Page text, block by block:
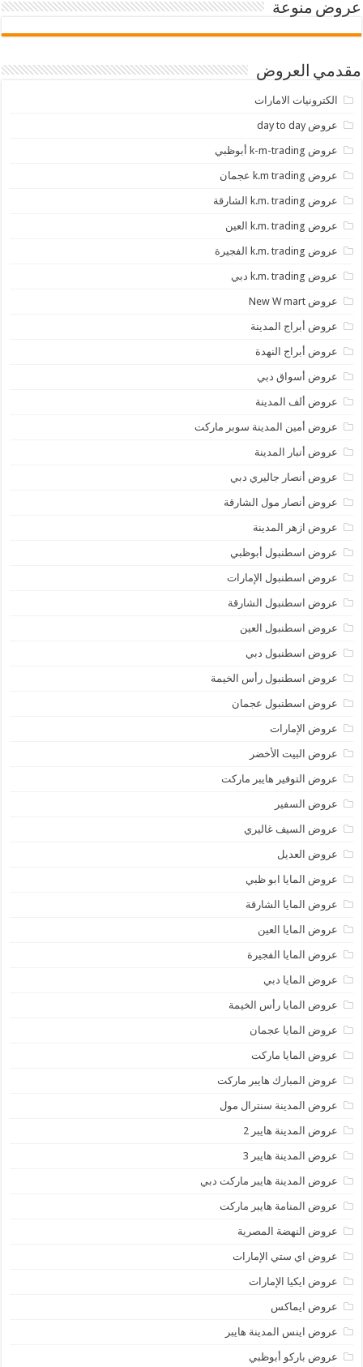
عروض منوعة
مقدمي العروض
الكترونيات الامارات
عروض day to day
عروض k-m-trading أبوظبي
عروض k.m trading عجمان
عروض k.m. trading الشارقة
عروض k.m. trading العين
عروض k.m. trading الفجيرة
عروض k.m. trading دبي
عروض New W mart
عروض أبراج المدينة
عروض أبراج النهدة
عروض أسواق دبي
عروض ألف المدينة
عروض أمين المدينة سوبر ماركت
عروض أنبار المدينة
عروض أنصار جاليري دبي
عروض أنصار مول الشارقة
عروض ازهر المدينة
عروض اسطنبول أبوظبي
عروض اسطنبول الإمارات
عروض اسطنبول الشارقة
عروض اسطنبول العين
عروض اسطنبول دبي
عروض اسطنبول رأس الخيمة
عروض اسطنبول عجمان
عروض الإمارات
عروض البيت الأخضر
عروض التوفير هايبر ماركت
عروض السفير
عروض السيف غاليري
عروض العديل
عروض المايا ابو ظبي
عروض المايا الشارقة
عروض المايا العين
عروض المايا الفجيرة
عروض المايا دبي
عروض المايا رأس الخيمة
عروض المايا عجمان
عروض المايا ماركت
عروض المبارك هايبر ماركت
عروض المدينة سنترال مول
عروض المدينة هايبر 2
عروض المدينة هايبر 3
عروض المدينة هايبر ماركت دبي
عروض المنامة هايبر ماركت
عروض النهضة المصرية
عروض اي ستي الإمارات
عروض ايكيا الإمارات
عروض ايماكس
عروض اينس المدينة هايبر
عروض باركو أبوظبي